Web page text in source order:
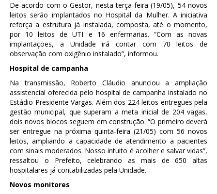
De acordo com o Gestor, nesta terça-feira (19/05), 54 novos
leitos serão implantados no Hospital da Mulher. A iniciativa
reforça a estrutura já instalada, composta, até o momento,
por 10 leitos de UTI e 16 enfermarias. “Com as novas
implantações, a Unidade irá contar com 70 leitos de
observação com oxigênio instalado”, informou.
Hospital de campanha
Na transmissão, Roberto Cláudio anunciou a ampliação
assistencial oferecida pelo hospital de campanha instalado no
Estádio Presidente Vargas. Além dos 224 leitos entregues pela
gestão municipal, que superam a meta inicial de 204 vagas,
dois novos blocos seguem em construção. “O primeiro deverá
ser entregue na próxima quinta-feira (21/05) com 56 novos
leitos, ampliando a capacidade de atendimento a pacientes
com sinais moderados. Nosso intuito é acolher e salvar vidas”,
ressaltou o Prefeito, celebrando as mais de 650 altas
hospitalares já contabilizadas pela Unidade.
Novos monitores